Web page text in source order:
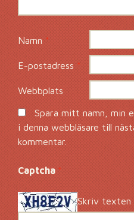
Namn*
E-postadress*
Webbplats
Spara mitt namn, min
i denna webbläsare till
kommentar.
Captcha *
Skriv texten